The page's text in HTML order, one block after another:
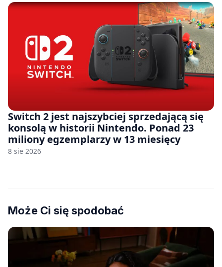
Switch 2 jest najszybciej sprzedającą się
konsolą w historii Nintendo. Ponad 23
miliony egzemplarzy w 13 miesięcy
8 sie 2026
Może Ci się spodobać